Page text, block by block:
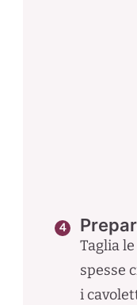
Taglia
spesse
i